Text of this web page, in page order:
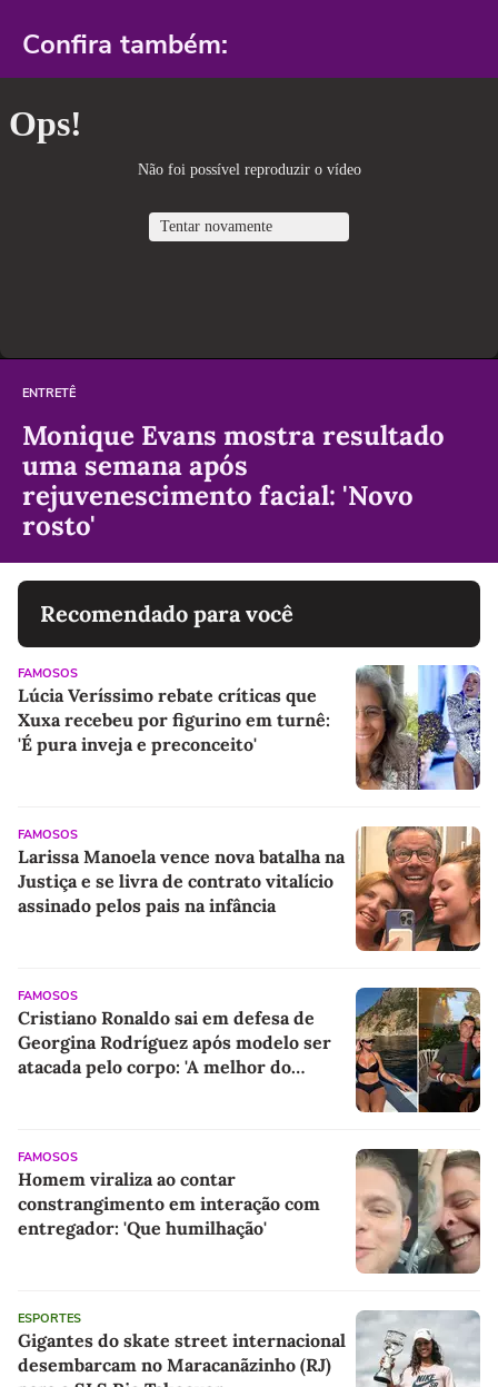
Confira também:
ENTRETÊ
Monique Evans mostra resultado
uma semana após
rejuvenescimento facial: 'Novo
rosto'
Recomendado para você
FAMOSOS
Lúcia Veríssimo rebate críticas que
Xuxa recebeu por figurino em turnê:
'É pura inveja e preconceito'
FAMOSOS
Larissa Manoela vence nova batalha na
Justiça e se livra de contrato vitalício
assinado pelos pais na infância
FAMOSOS
Cristiano Ronaldo sai em defesa de
Georgina Rodríguez após modelo ser
atacada pelo corpo: 'A melhor do
FAMOSOS
Homem viraliza ao contar
constrangimento em interação com
entregador: 'Que humilhação'
ESPORTES
Gigantes do skate street internacional
desembarcam no Maracanãzinho (RJ)